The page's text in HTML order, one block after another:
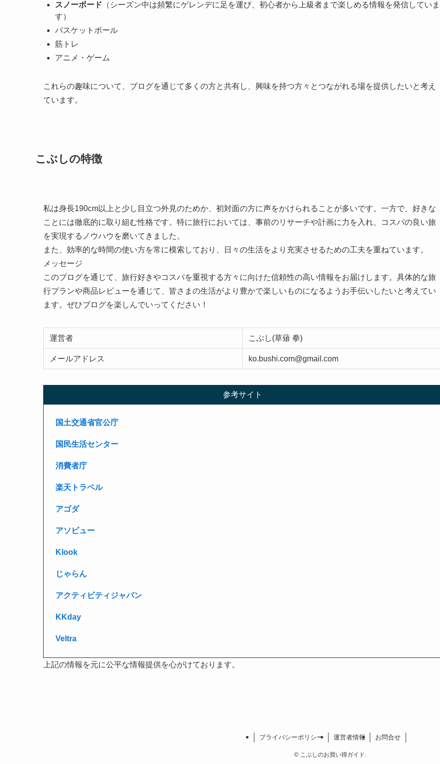
スノーボード （シーズン中は頻繁にゲレンデに足を運び、初心者から上級者まで楽しめる情報を発信していま
す）
バスケットボール
筋トレ
アニメ・ゲーム
これらの趣味について、ブログを通じて多くの方と共有し、興味を持つ方々とつながれる場を提供したいと考え
ています。
こぶしの特徴
私は身長190cm以上と少し目立つ外見のためか、初対面の方に声をかけられることが多いです。一方で、好きな
ことには徹底的に取り組む性格です。特に旅行においては、事前のリサーチや計画に力を入れ、コスパの良い旅
を実現するノウハウを磨いてきました。
また、効率的な時間の使い方を常に模索しており、日々の生活をより充実させるための工夫を重ねています。
メッセージ
このブログを通じて、旅行好きやコスパを重視する方々に向けた信頼性の高い情報をお届けします。具体的な旅
行プランや商品レビューを通じて、皆さまの生活がより豊かで楽しいものになるようお手伝いしたいと考えてい
ます。ぜひブログを楽しんでいってください！
運営者 こぶし(草薙 拳)
メールアドレス ko.bushi.com@gmail.com
参考サイト
国土交通省官公庁
国民生活センター
消費者庁
楽天トラベル
アゴダ
アソビュー
Klook
じゃらん
アクティビティジャパン
KKday
Veltra
上記の情報を元に公平な情報提供を心がけております。
プライバシーポリシー 運営者情報 お問合せ
©こぶしのお買い得ガイド.